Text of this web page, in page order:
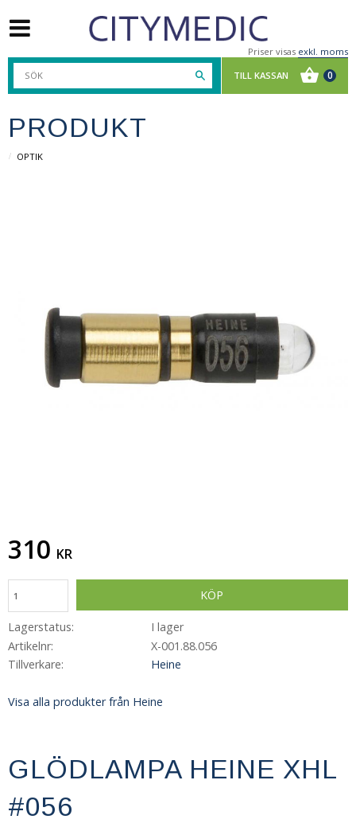
Priser visas exkl. moms
PRODUKT
OPTIK
310 KR
KÖP
Lagerstatus
I lager
Artikelnr
X-001.88.056
Tillverkare
Heine
Visa alla produkter från Heine
GLÖDLAMPA HEINE XHL
#056